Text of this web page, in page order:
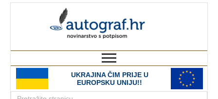
UKRAJINA ČIM PRIJE U
EUROPSKU UNIJU!!